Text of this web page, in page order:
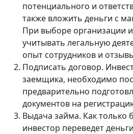
потенциального и
также вложить деньги с
При выборе организации
учитывать легальную
опыт сотрудников и
Подписать договор.
заемщика, необходимо
предварительно
документов на
Выдача займа. Как только
инвестор переведет